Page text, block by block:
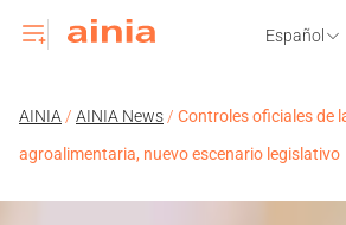
Español
AINIA / AINIA News / Controles oficiales de
agroalimentaria, nuevo escenario legislativo